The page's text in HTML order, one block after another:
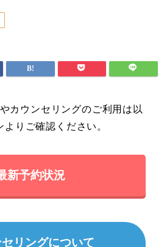
カウンセリングのご利用は以
よりご確認ください。
新予約状況
リングについて